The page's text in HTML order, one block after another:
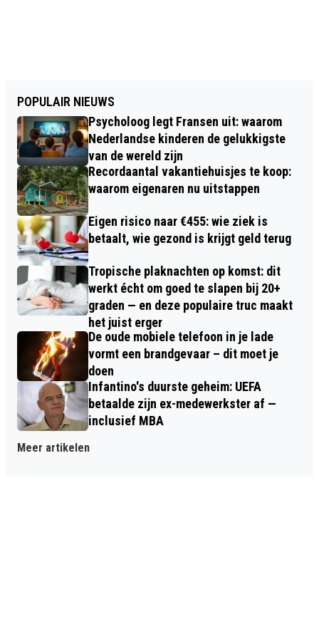
POPULAIR NIEUWS
Psycholoog legt Fransen uit: waarom
Nederlandse kinderen de gelukkigste
van de wereld zijn
Recordaantal vakantiehuisjes te koop:
waarom eigenaren nu uitstappen
Eigen risico naar €455: wie ziek is
betaalt, wie gezond is krijgt geld terug
Tropische plaknachten op komst: dit
werkt écht om goed te slapen bij 20+
graden — en deze populaire truc maakt
het juist erger
De oude mobiele telefoon in je lade
vormt een brandgevaar – dit moet je
doen
Infantino's duurste geheim: UEFA
betaalde zijn ex-medewerkster af —
inclusief MBA
Meer artikelen